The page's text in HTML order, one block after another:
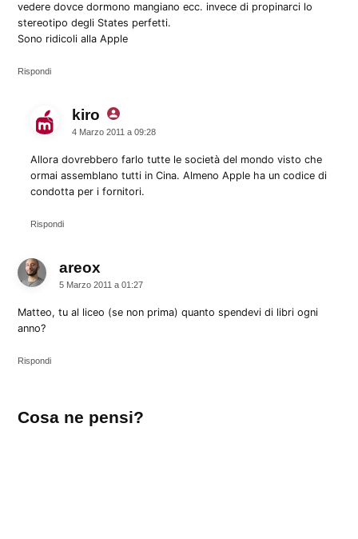
vedere dovce dormono mangiano ecc. invece di propinarci lo
stereotipo degli States perfetti.
Sono ridicoli alla Apple
Rispondi
kiro dice:
4 Marzo 2011 a 09:28
Allora dovrebbero farlo tutte le società del mondo visto che
ormai assemblano tutti in Cina. Almeno Apple ha un codice di
condotta per i fornitori.
Rispondi
areox
5 Marzo 2011 a 01:27
Matteo, tu al liceo (se non prima) quanto spendevi di libri ogni
anno?
Rispondi
un
Cosa ne pensi?